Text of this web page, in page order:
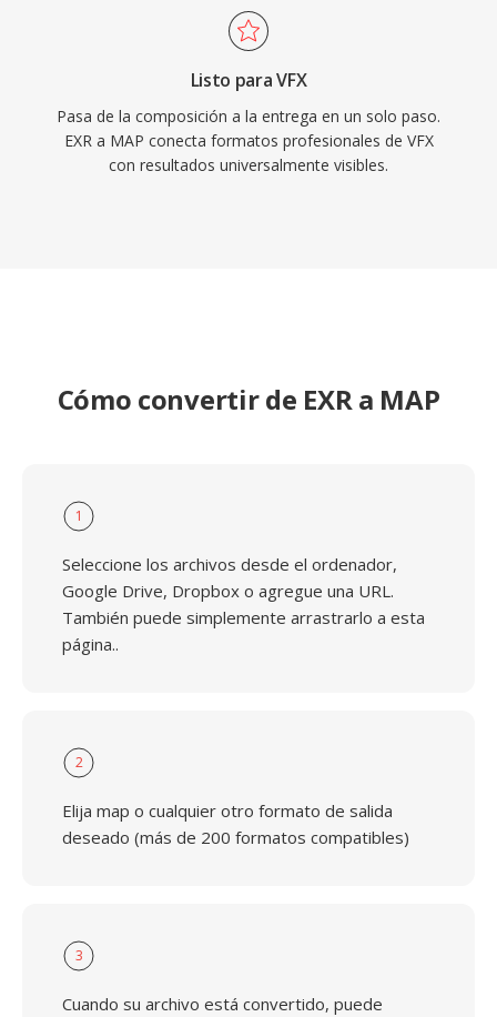
Listo para VFX
Pasa de la composición a la entrega en un solo paso.
EXR a MAP conecta formatos profesionales de VFX
con resultados universalmente visibles.
Cómo convertir de EXR a MAP
1
Seleccione los archivos desde el ordenador,
Google Drive, Dropbox o agregue una URL.
También puede simplemente arrastrarlo a esta
página..
2
Elija map o cualquier otro formato de salida
deseado (más de 200 formatos compatibles)
3
Cuando su archivo está convertido, puede